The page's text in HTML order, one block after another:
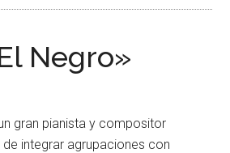
Negro»
gran pianista y compositor
integrar agrupaciones con